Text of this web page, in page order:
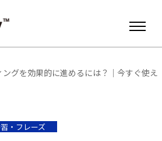
グを効果的に進めるには？｜今すぐ使え
・フレーズ